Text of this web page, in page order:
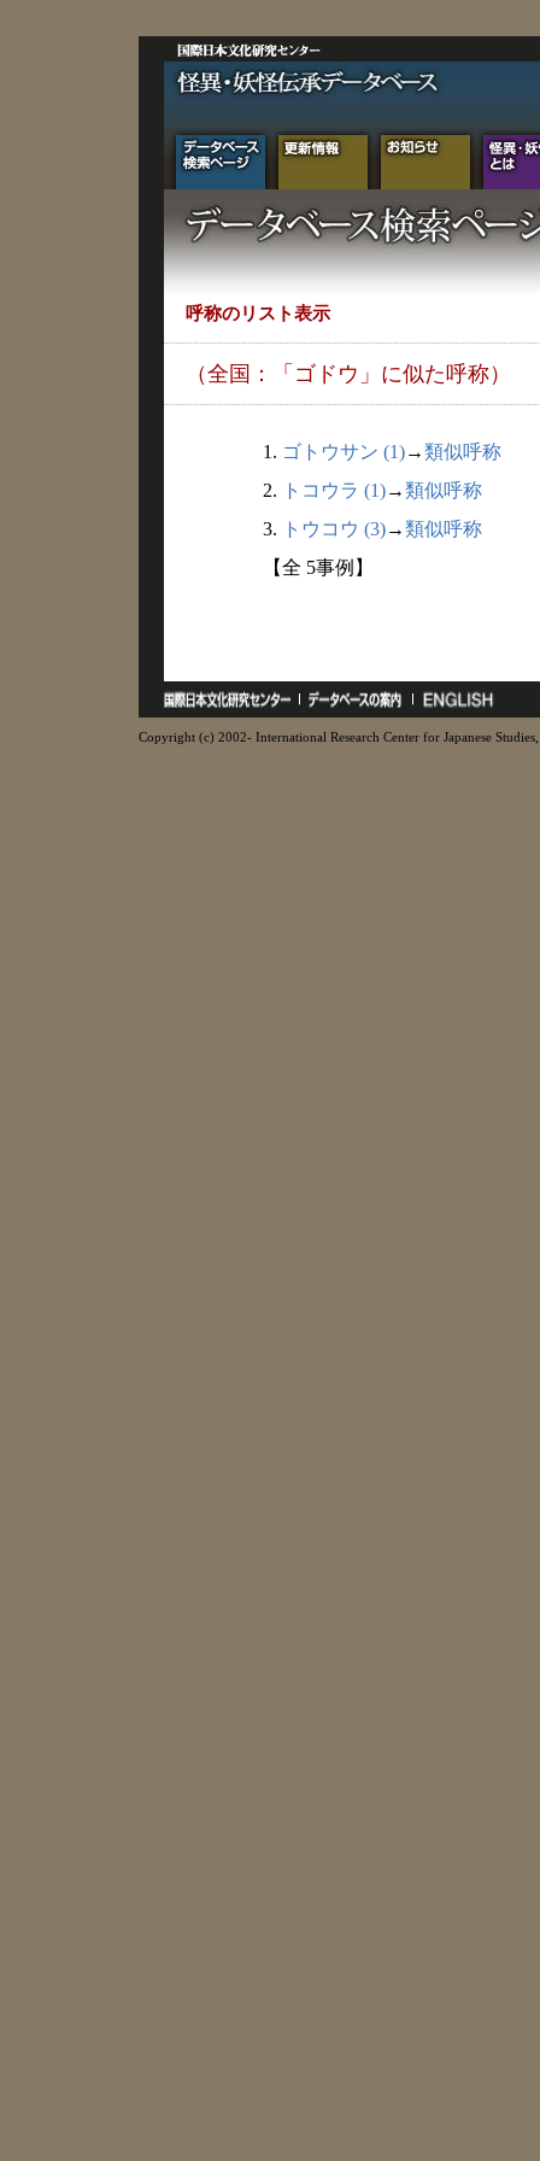
呼称のリスト表示
（全国：「ゴドウ」に似た呼称）
1. ゴトウサン (1)→類似呼称
2.
トコウラ (1)→類似呼称
3.
トウコウ (3)→類似呼称
【全 5事例】
Copyright (c) 2002- International Research Center for Japanese